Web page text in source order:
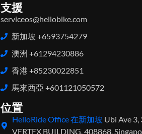
支援
serviceos@hellobike.com
新加坡 +6593754279
澳洲 +61294230886
香港 +85230022851
馬來西亞 +601121050572
位置
HelloRide Office 在新加坡 Ubi Ave 3,
VERTEX BUILDING, 408868,